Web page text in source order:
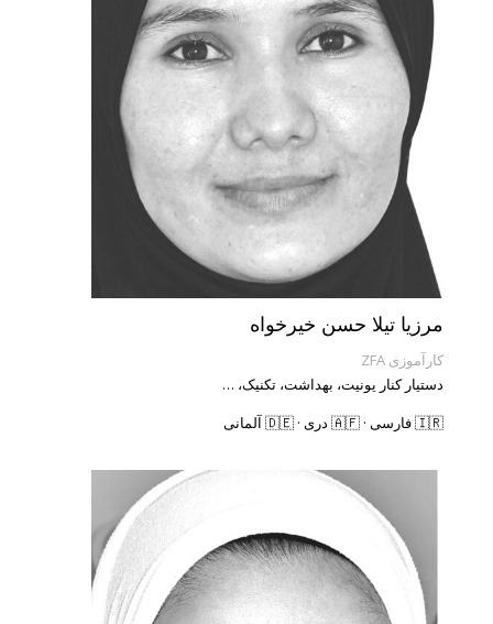
مرزیا تیلا حسن خیرخواه
کارآموزی ZFA
دستیار کنار یونیت، بهداشت، تکنیک، …
🇮🇷 فارسی · 🇦🇫 دری · 🇩🇪 آلمانی